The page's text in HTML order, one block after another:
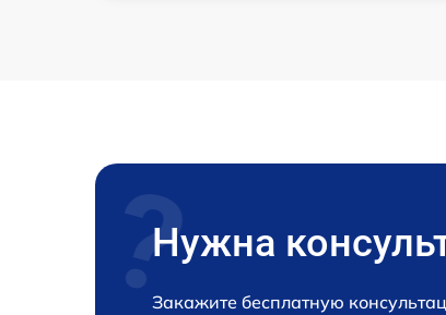
Нужна
Закажите бесплатную